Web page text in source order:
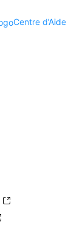
Centre d’Aide